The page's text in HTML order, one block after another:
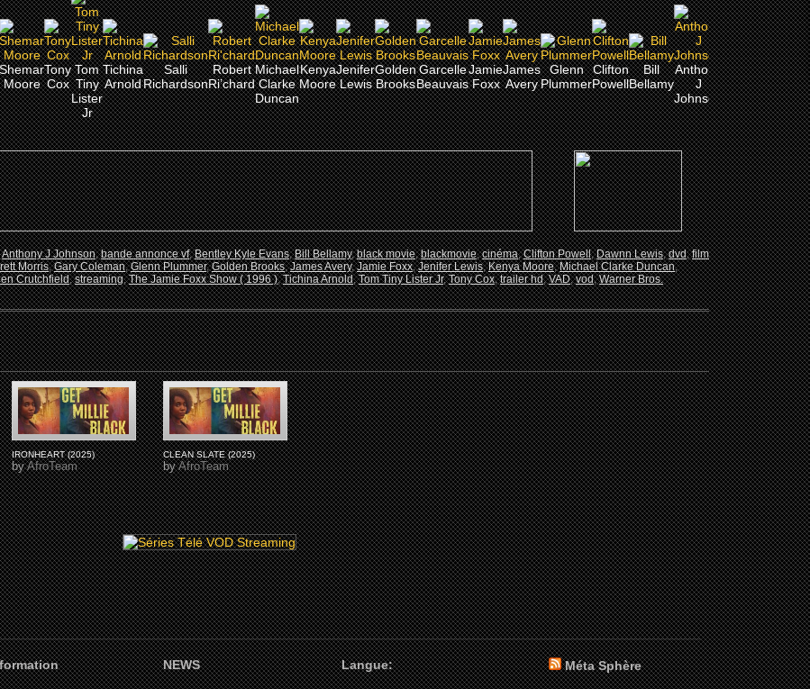
Shemar
Moore
Tony
Cox
Tom
Tiny
Lister
Jr
Tichina
Arnold
Salli
Richardson
Robert
Ri’chard
Michael
Clarke
Duncan
Kenya
Moore
Jenifer
Lewis
Golden
Brooks
Garcelle
Beauvais
Jamie
Foxx
James
Avery
Glenn
Plummer
Clifton
Powell
Bill
Bellamy
Anthony
J
Johnson
Anthony J Johnson,bande annonce vf,Bentley Kyle Evans,Bill Bellamy,black movie,blackmovie,cinéma,Clifton Powell,Dawnn Lewis,dvd,film
Morris,Gary Coleman,Glenn Plummer,Golden Brooks,James Avery,Jamie Foxx,Jenifer Lewis,Kenya Moore,Michael Clarke Duncan,
Crutchfield,streaming,The Jamie Foxx Show ( 1996 ),Tichina Arnold,Tom Tiny Lister Jr,Tony Cox,trailer hd,VAD,vod,Warner Bros.
IRONHEART (2025)
byAfroTeam
CLEAN SLATE (2025)
byAfroTeam
NEWS Langue: Méta Sphère